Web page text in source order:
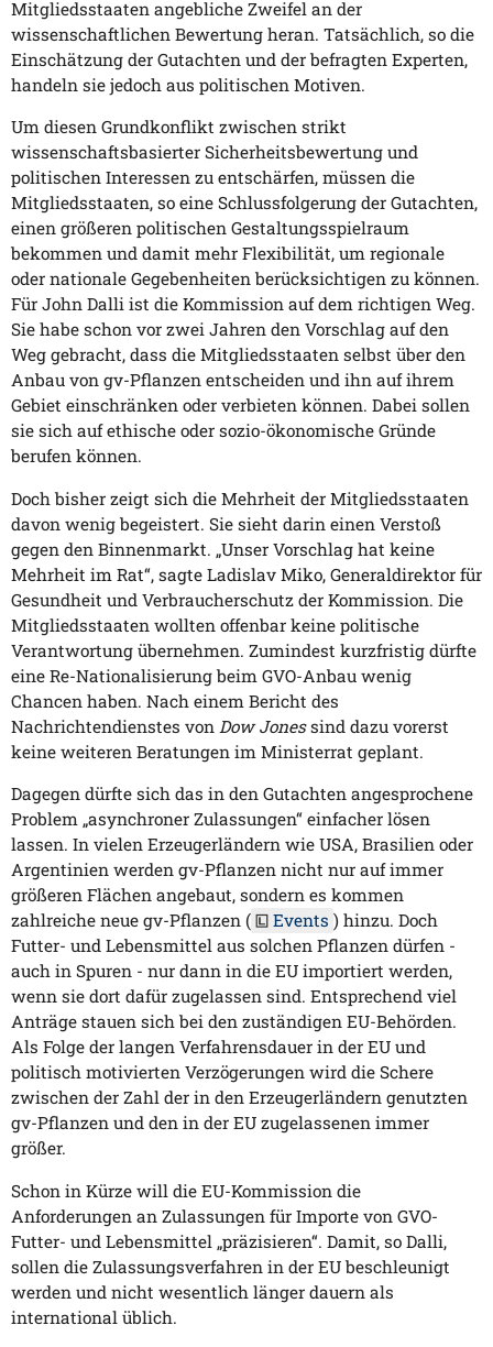
Mitgliedsstaaten angebliche Zweifel an der
wissenschaftlichen Bewertung heran. Tatsächlich, so die
Einschätzung der Gutachten und der befragten Experten,
handeln sie jedoch aus politischen Motiven.
Um diesen Grundkonflikt zwischen strikt
wissenschaftsbasierter Sicherheitsbewertung und
politischen Interessen zu entschärfen, müssen die
Mitgliedsstaaten, so eine Schlussfolgerung der Gutachten,
einen größeren politischen Gestaltungsspielraum
bekommen und damit mehr Flexibilität, um regionale
oder nationale Gegebenheiten berücksichtigen zu können.
Für John Dalli ist die Kommission auf dem richtigen Weg.
Sie habe schon vor zwei Jahren den Vorschlag auf den
Weg gebracht, dass die Mitgliedsstaaten selbst über den
Anbau von gv-Pflanzen entscheiden und ihn auf ihrem
Gebiet einschränken oder verbieten können. Dabei sollen
sie sich auf ethische oder sozio-ökonomische Gründe
berufen können.
Doch bisher zeigt sich die Mehrheit der Mitgliedsstaaten
davon wenig begeistert. Sie sieht darin einen Verstoß
gegen den Binnenmarkt. „Unser Vorschlag hat keine
Mehrheit im Rat“, sagte Ladislav Miko, Generaldirektor für
Gesundheit und Verbraucherschutz der Kommission. Die
Mitgliedsstaaten wollten offenbar keine politische
Verantwortung übernehmen. Zumindest kurzfristig dürfte
eine Re-Nationalisierung beim GVO-Anbau wenig
Chancen haben. Nach einem Bericht des
Nachrichtendienstes von Dow Jonessind dazu vorerst
keine weiteren Beratungen im Ministerrat geplant.
Dagegen dürfte sich das in den Gutachten angesprochene
Problem „asynchroner Zulassungen“ einfacher lösen
lassen. In vielen Erzeugerländern wie USA, Brasilien oder
Argentinien werden gv-Pflanzen nicht nur auf immer
größeren Flächen angebaut, sondern es kommen
zahlreiche neue gv-Pflanzen (
Events ) hinzu. Doch
Futter- und Lebensmittel aus solchen Pflanzen dürfen -
auch in Spuren - nur dann in die EU importiert werden,
wenn sie dort dafür zugelassen sind. Entsprechend viel
Anträge stauen sich bei den zuständigen EU-Behörden.
Als Folge der langen Verfahrensdauer in der EU und
politisch motivierten Verzögerungen wird die Schere
zwischen der Zahl der in den Erzeugerländern genutzten
gv-Pflanzen und den in der EU zugelassenen immer
größer.
Schon in Kürze will die EU-Kommission die
Anforderungen an Zulassungen für Importe von GVO-
Futter- und Lebensmittel „präzisieren“. Damit, so Dalli,
sollen die Zulassungsverfahren in der EU beschleunigt
werden und nicht wesentlich länger dauern als
international üblich.